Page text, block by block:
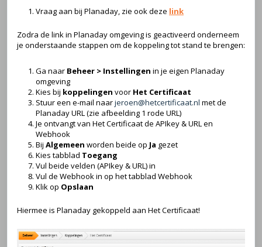
Vraag aan bij Planaday, zie ook deze link
Zodra de link in Planaday omgeving is geactiveerd onderneem
je onderstaande stappen om de koppeling tot stand te brengen:
Ga naar Beheer > Instellingen in je eigen Planaday
omgeving
Kies bij koppelingen voor Het Certificaat
Stuur een e-mail naarjeroen@hetcertificaat.nl met de
Planaday URL (zie afbeelding 1 rode URL)
Je ontvangt van Het Certificaat de APIkey & URL en
Webhook
Bij Algemeen worden beide op Ja gezet
Kies tabblad Toegang
Vul beide velden (APIkey & URL) in
Vul de Webhook in op het tabblad Webhook
Klik op Opslaan
Hiermee is Planaday gekoppeld aan Het Certificaat!